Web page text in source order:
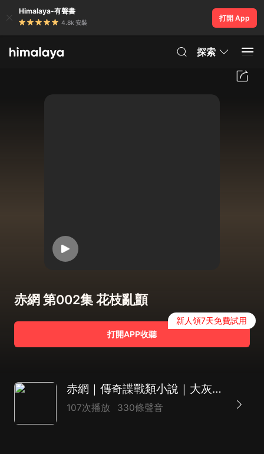
Himalaya-有聲書
4.8k 安裝
打開 App
探索
赤網 第002集 花枝亂顫
打開APP收聽
新人領7天免費試用
赤網｜傳奇諜戰類小說｜大灰狼演播
107次播放 330條聲音